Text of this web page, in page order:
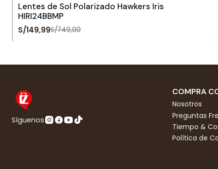
Lentes de Sol Polarizado Hawkers Iris
HIRI24BBMP
S/149,99S/749,00
Síguenos
COMPRA
Nosotros
Preguntas
Tiempo &
Política de